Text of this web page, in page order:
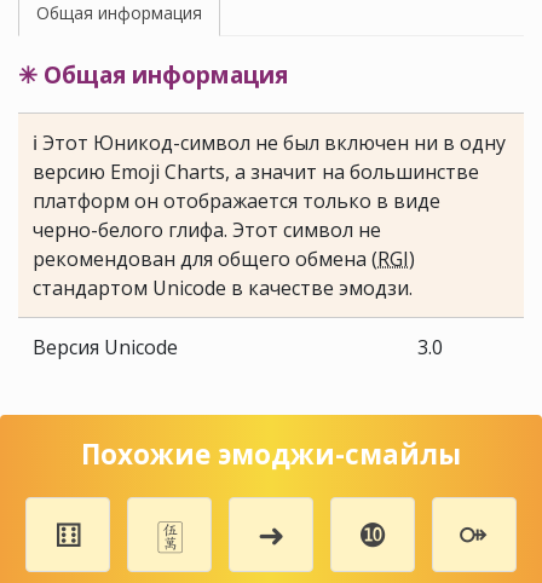
Общая информация
✳ Общая информация
ℹ Этот Юникод-символ не был включен ни в одну
версию Emoji Charts, а значит на большинстве
платформ он отображается только в виде
черно-белого глифа. Этот символ не
рекомендован для общего обмена (RGI)
стандартом Unicode в качестве эмодзи.
Версия Unicode 3.0
Похожие эмоджи-смайлы
⚅ 🀋 ➜ ❿
⚩